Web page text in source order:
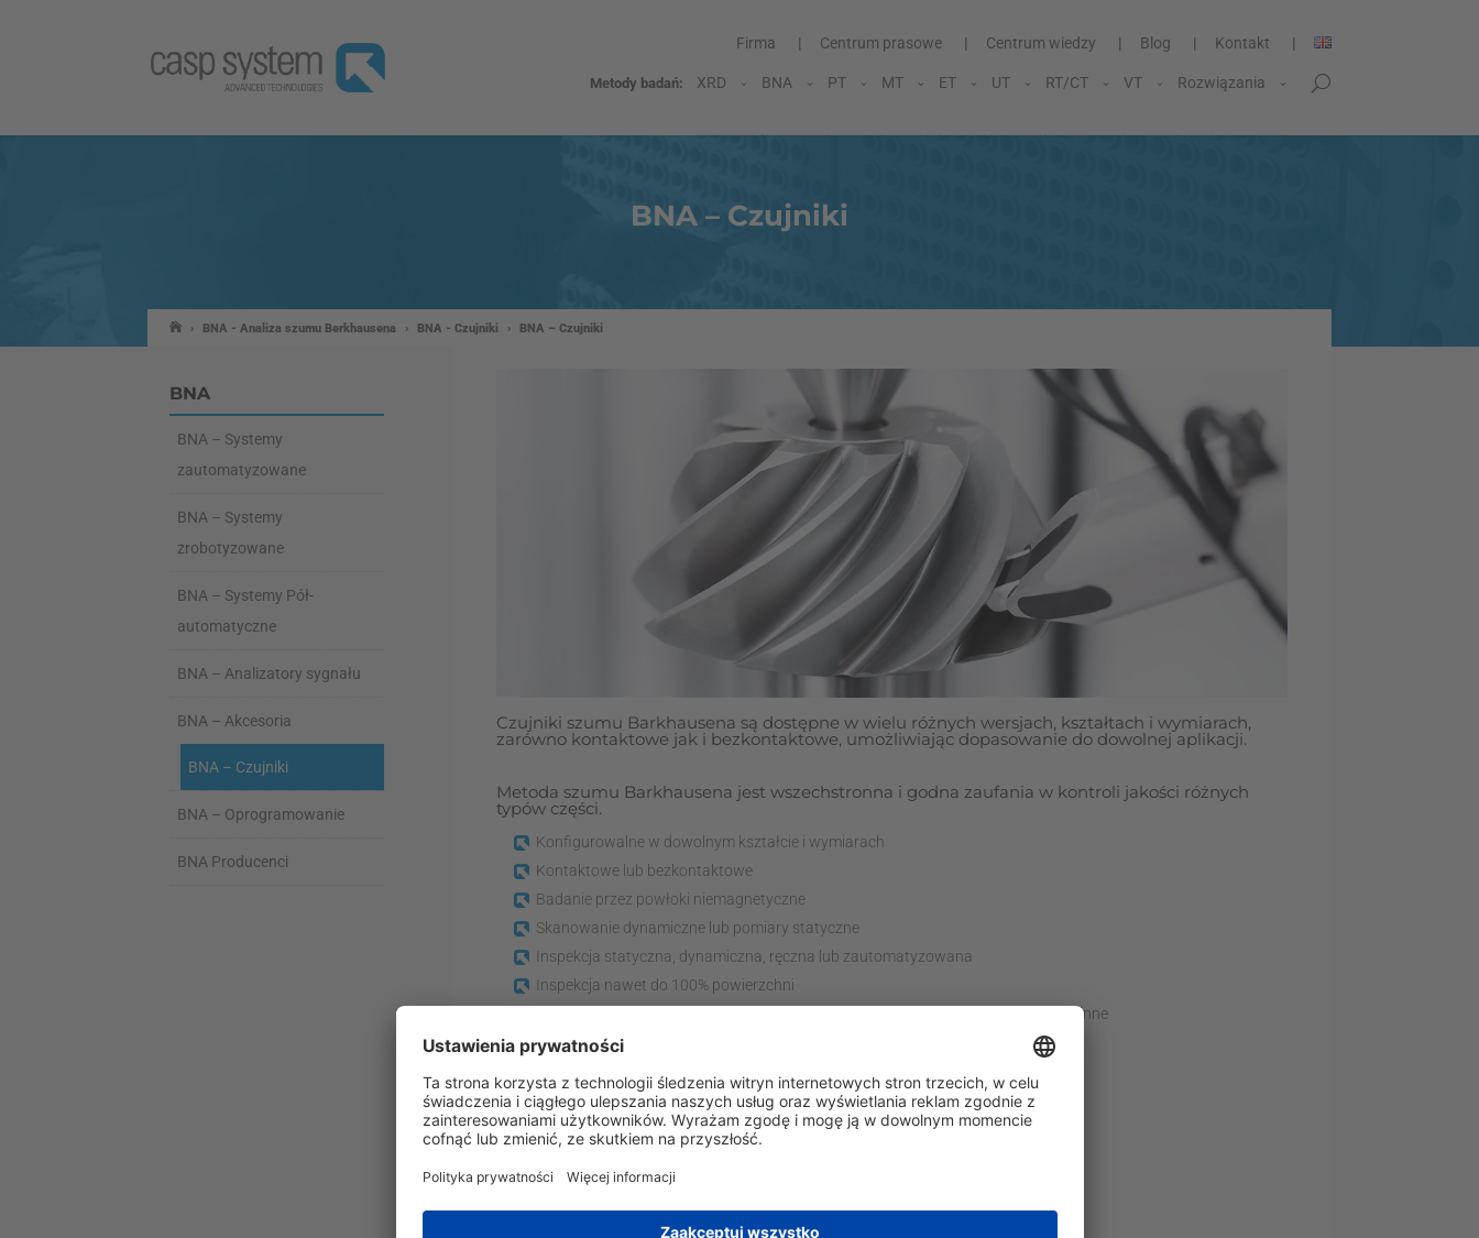
Firma Centrum prasowe Centrum wiedzy Blog Kontakt
Metody badań: XRD BNA PT MT ET UT RT/CT VT Rozwiązania
BNA – Czujniki
› BNA - Analiza szumu Berkhausena › BNA - Czujniki › BNA – Czujniki
BNA
BNA – Systemy
zautomatyzowane
BNA – Systemy
zrobotyzowane
BNA – Systemy Pół-
automatyczne
BNA – Analizatory sygnału
BNA – Akcesoria
BNA – Czujniki
BNA – Oprogramowanie
BNA Producenci
Czujniki szumu Barkhausena są dostępne w wielu różnych wersjach, kształtach i wymiarach,
zarówno kontaktowe jak i bezkontaktowe, umożliwiając dopasowanie do dowolnej aplikacji.
Metoda szumu Barkhausena jest wszechstronna i godna zaufania w kontroli jakości różnych
typów części.
Konfigurowalne w dowolnym kształcie i wymiarach
Kontaktowe lub bezkontaktowe
Badanie przez powłoki niemagnetyczne
Skanowanie dynamiczne lub pomiary statyczne
Inspekcja statyczna, dynamiczna, ręczna lub zautomatyzowana
Inspekcja nawet do 100% powierzchni
Części nawet tak małe jak ramki od półprzewodników aż po walce od walcarek i inne
Dostępne typy czujników szumów Barkhausen:
Czujniki wałów rozrządu
Czujniki Pick-up
Czujniki przekładni i kół zębatych
Czujniki OD
Czujniki do zastosowań ogólnych